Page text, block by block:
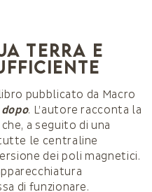
terra e
pubblicato da Macro
. L’autore racconta la
a seguito di una
le centraline
dei poli magnetici.
di funzionare.